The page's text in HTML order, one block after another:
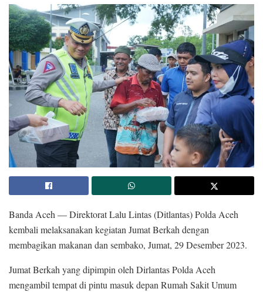
Banda Aceh — Direktorat Lalu Lintas (Ditlantas) Polda Aceh
kembali melaksanakan kegiatan Jumat Berkah dengan
membagikan makanan dan sembako, Jumat, 29 Desember 2023.
Jumat Berkah yang dipimpin oleh Dirlantas Polda Aceh
mengambil tempat di pintu masuk depan Rumah Sakit Umum